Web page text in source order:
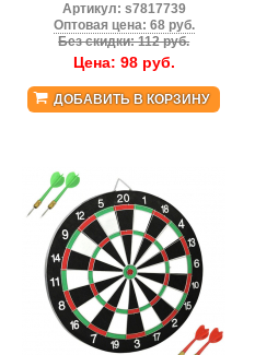
Артикул: s7817739
Оптовая цена: 68 руб.
Без скидки: 112 руб.
Цена: 98руб.
ДОБАВИТЬ В КОРЗИНУ